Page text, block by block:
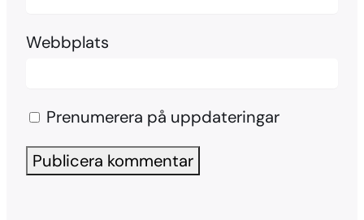
Webbplats
Prenumerera på uppdateringar